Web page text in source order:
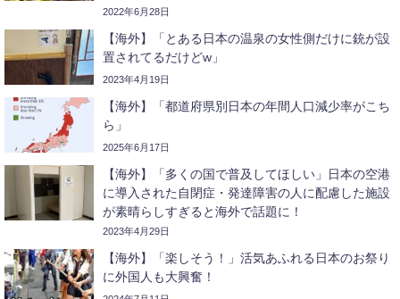
2022年6月28日
【海外】「とある日本の温泉の女性側だけに銃が設
置されてるだけどw」
2023年4月19日
【海外】「都道府県別日本の年間人口減少率がこち
ら」
2025年6月17日
【海外】「多くの国で普及してほしい」日本の空港
に導入された自閉症・発達障害の人に配慮した施設
が素晴らしすぎると海外で話題に！
2023年4月29日
【海外】「楽しそう！」活気あふれる日本のお祭り
に外国人も大興奮！